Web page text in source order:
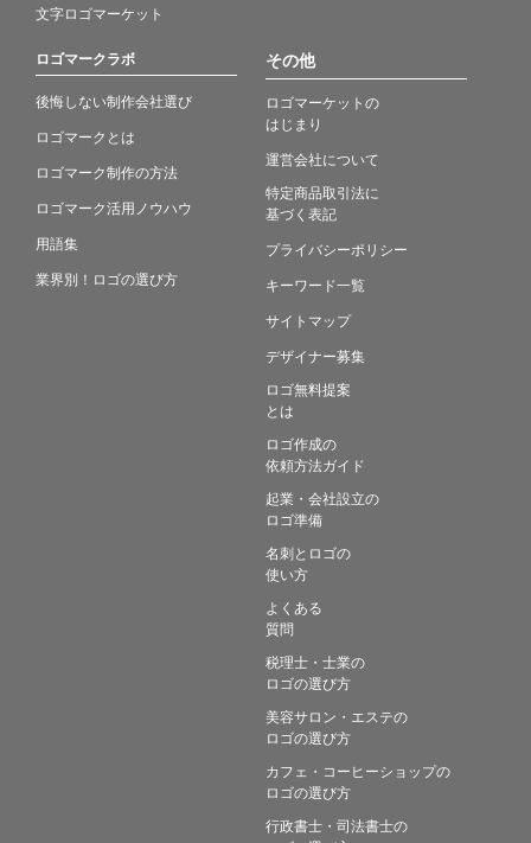
文字ロゴマーケット
ロゴマークラボ
後悔しない制作会社選び
ロゴマークとは
ロゴマーク制作の方法
ロゴマーク活用ノウハウ
用語集
業界別！ロゴの選び方
その他
ロゴマーケットの
はじまり
運営会社について
特定商品取引法に
基づく表記
プライバシーポリシー
キーワード一覧
サイトマップ
デザイナー募集
ロゴ無料提案
とは
ロゴ作成の
依頼方法ガイド
起業・会社設立の
ロゴ準備
名刺とロゴの
使い方
よくある
質問
税理士・士業の
ロゴの選び方
美容サロン・エステの
ロゴの選び方
カフェ・コーヒーショップの
ロゴの選び方
行政書士・司法書士の